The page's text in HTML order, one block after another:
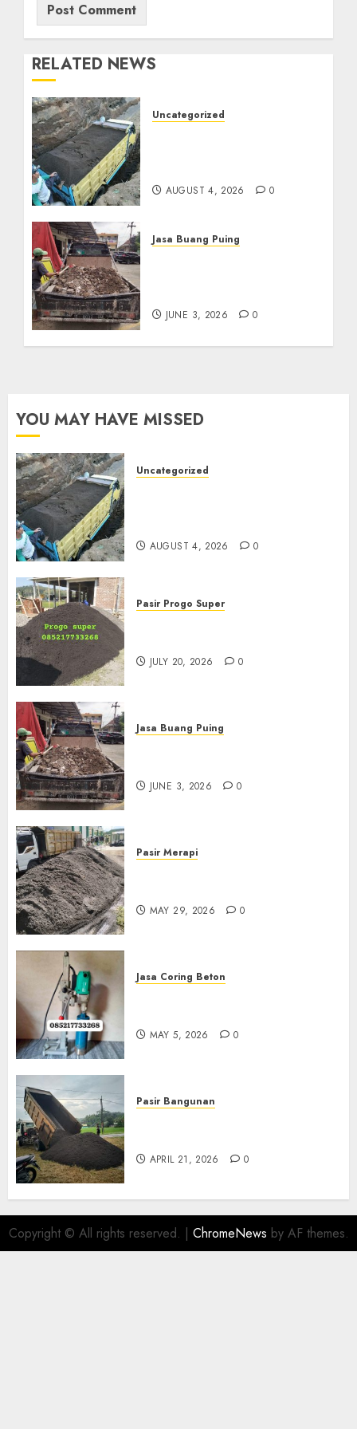
RELATED NEWS
Uncategorized
AUGUST 4, 2026 0
Jasa Buang Puing
JUNE 3, 2026 0
YOU MAY HAVE MISSED
Uncategorized
AUGUST 4, 2026 0
Pasir Progo Super
JULY 20, 2026 0
Jasa Buang Puing
JUNE 3, 2026 0
Pasir Merapi
MAY 29, 2026 0
Jasa Coring Beton
MAY 5, 2026 0
Pasir Bangunan
APRIL 21, 2026 0
Copyright © All rights reserved. | ChromeNews by AF themes.